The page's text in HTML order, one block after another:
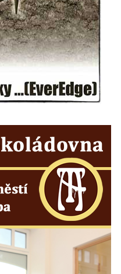
na
Lužci nad
v Lužci
Hrobčicích
Dobříni
v Dobříni
na